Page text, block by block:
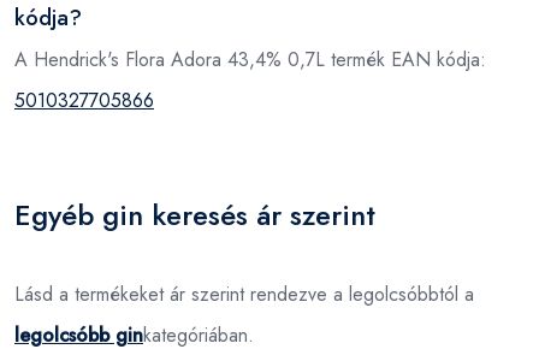
kódja?
A Hendrick's Flora Adora 43,4% 0,7L termék EAN kódja:
5010327705866
Egyéb gin keresés ár szerint
Lásd a termékeket ár szerint rendezve a legolcsóbbtól a
legolcsóbb ginkategóriában.